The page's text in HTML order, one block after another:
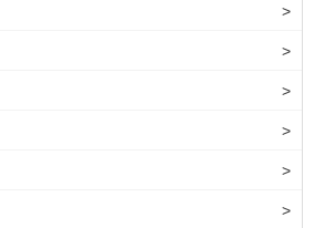
>
>
>
>
>
>